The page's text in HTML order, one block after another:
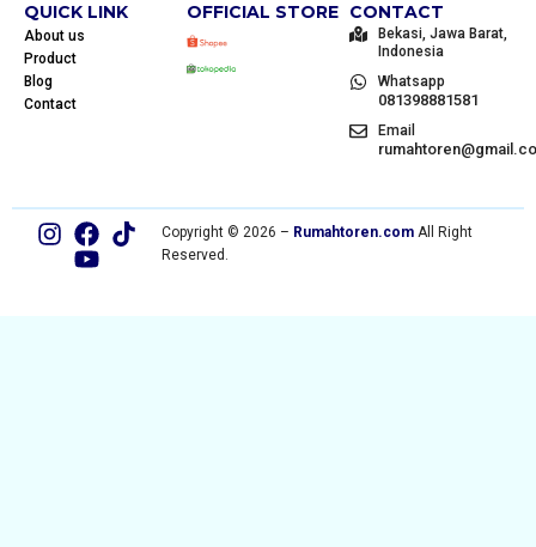
QUICK LINK
About us
Product
Blog
Contact
OFFICIAL STORE CONTACT
Bekasi, Jawa Barat,
Indonesia
Whatsapp
081398881581
Email
Copyright © 2026 – Rumahtoren.comAll Right
Reserved.